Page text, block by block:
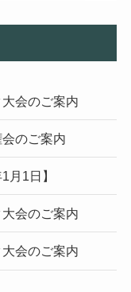
会のご案内
のご案内
月1日】
会のご案内
会のご案内